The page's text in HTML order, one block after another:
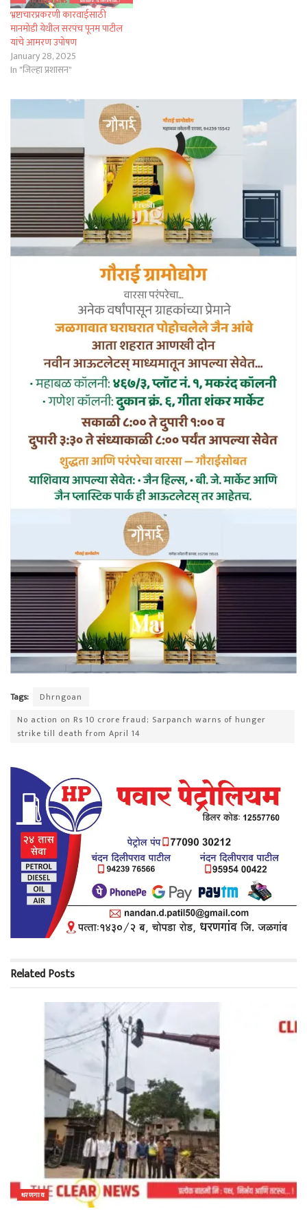
भ्रष्टाचारप्रकरणी कारवाईसाठी
मानमोडी येथील सरपंच पूनम पाटील
यांचे आमरण उपोषण
January 28, 2025
In "जिल्हा प्रशासन"
Tags:
Dhrngoan
No action on Rs 10 crore fraud; Sarpanch warns of hunger
strike till death from April 14
RelatedPosts
धरणगाव